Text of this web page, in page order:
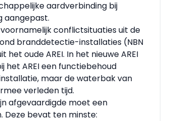
aardverbinding bij
aangepast.
conflictsituaties uit de
branddetectie-installaties (NBN
oude AREI. In het nieuwe AREI
het AREI een functiebehoud
maar de waterbak van
verleden tijd.
afgevaardigde moet een
Deze bevat ten minste: